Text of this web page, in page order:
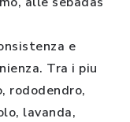
e
Tra i piu
rododendro,
lavanda,